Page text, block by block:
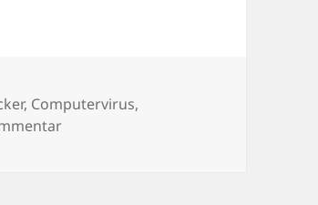
, Computervirus,
zu Dfd.pathci.net und andere